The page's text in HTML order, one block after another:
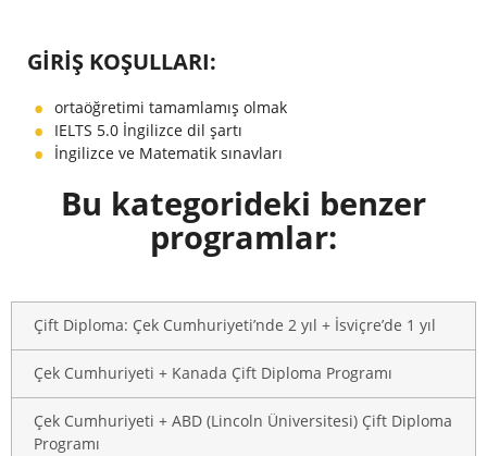
GIRIŞ KOŞULLARI:
ortaöğretimi tamamlamış olmak
IELTS 5.0 İngilizce dil şartı
İngilizce ve Matematik sınavları
Bu kategorideki benzer
programlar:
Çift Diploma: Çek Cumhuriyeti’nde 2 yıl + İsviçre’de 1 yıl
Çek Cumhuriyeti + Kanada Çift Diploma Programı
Çek Cumhuriyeti + ABD (Lincoln Üniversitesi) Çift Diploma
Programı